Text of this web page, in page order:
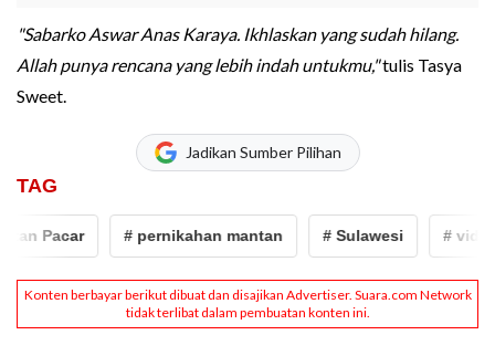
"Sabarko Aswar Anas Karaya. Ikhlaskan yang sudah hilang.
Allah punya rencana yang lebih indah untukmu,"tulis Tasya
Sweet.
Jadikan Sumber Pilihan
TAG
Pacar # pernikahan mantan # Sulawesi # video